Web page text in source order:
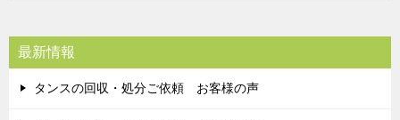
最新情報
タンスの回収・処分ご依頼 お客様の声